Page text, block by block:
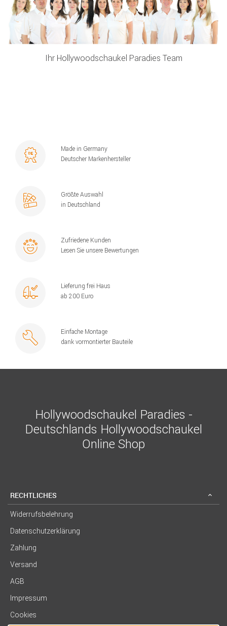
Ihr Hollywoodschaukel Paradies Team
Made in Germany
Deutscher Markenhersteller
Größte Auswahl
in Deutschland
Zufriedene Kunden
Lesen Sie unsere Bewertungen
Lieferung frei Haus
ab 200 Euro
Einfache Montage
dank vormontierter Bauteile
Hollywoodschaukel Paradies -
Deutschlands Hollywoodschaukel
Online Shop
RECHTLICHES
Widerrufsbelehrung
Datenschutzerklärung
Zahlung
Versand
AGB
Impressum
Cookies